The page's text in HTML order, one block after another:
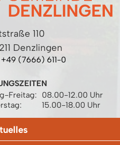
110
Denzlingen
+49 (7666) 611-0
Freitag:
08.00-12.00 Uhr
15.00-18.00 Uhr